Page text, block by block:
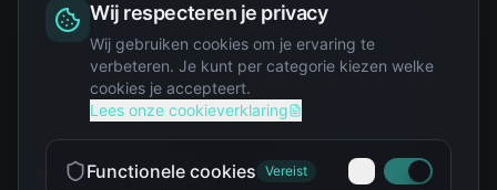
Squishy
Wij respecteren je privacy
Wij gebruiken cookies om je ervaring te
verbeteren. Je kunt per categorie kiezen welke
cookies je accepteert.
Lees onze cookieverklaring
Functionele cookies Vereist